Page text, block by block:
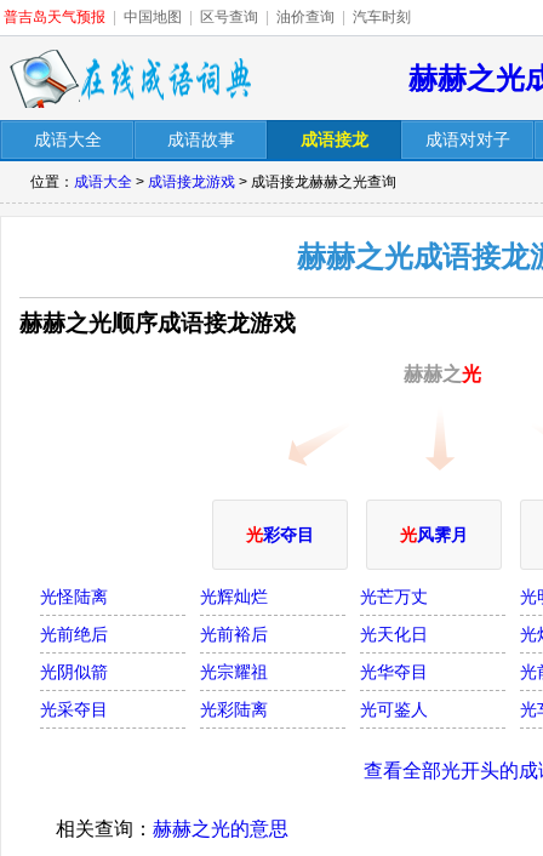
普吉岛天气预报 中国地图 区号查询 油价查询 汽车时刻
赫赫之光
成语大全 成语故事 成语接龙 成语对对子
位置： 成语大全 > 成语接龙游戏 > 成语接龙赫赫之光查询
赫赫之光成语接龙
赫赫之光顺序成语接龙游戏
赫赫之光
光彩夺目 光风霁月
光怪陆离 光辉灿烂 光芒万丈
光
光前绝后
光前裕后 光天化日
光
光阴似箭
光宗耀祖 光华夺目
光
光采夺目
光彩陆离 光可鉴人 光
查看全部光开头的成
相关查询： 赫赫之光的意思